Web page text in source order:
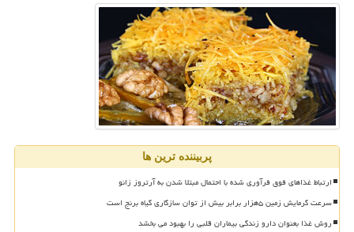
پربیننده ترین ها
ارتباط غذاهای فوق فرآوری شده با احتمال مبتلا شدن به آرتروز زانو
سرعت گرمایش زمین ۵هزار برابر بیش از توان سازگاری گیاه برنج است
روش غذا بعنوان دارو زندگی بیماران قلبی را بهبود می بخشد